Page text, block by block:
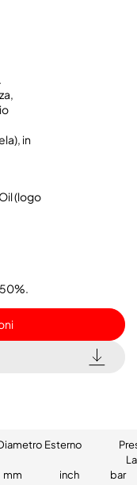
in
(logo
Esterno
mm inch bar